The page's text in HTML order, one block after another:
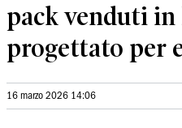
pack venduti
progettato per
16 marzo 2026 14:06